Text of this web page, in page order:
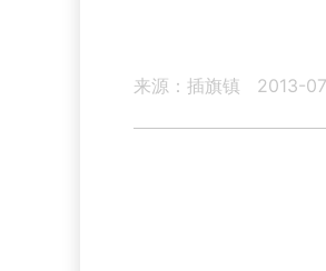
来源：插旗镇 2013-